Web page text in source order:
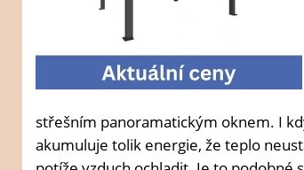
střešním panoramatickým oknem. I
akumuluje tolik energie, že teplo